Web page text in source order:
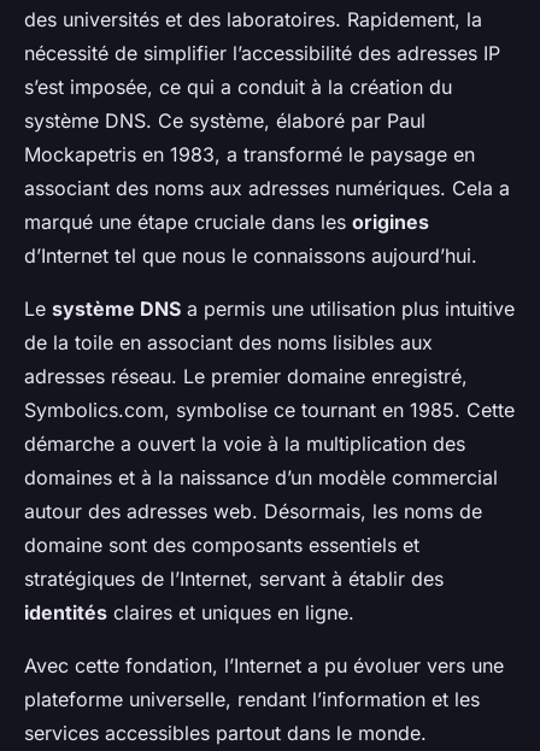
des universités et des laboratoires. Rapidement, la
nécessité de simplifier l’accessibilité des adresses IP
s’est imposée, ce qui a conduit à la création du
système DNS. Ce système, élaboré par Paul
Mockapetris en 1983, a transformé le paysage en
associant des noms aux adresses numériques. Cela a
marqué une étape cruciale dans les origines
d’Internet tel que nous le connaissons aujourd’hui.
Le système DNS a permis une utilisation plus intuitive
de la toile en associant des noms lisibles aux
adresses réseau. Le premier domaine enregistré,
Symbolics.com, symbolise ce tournant en 1985. Cette
démarche a ouvert la voie à la multiplication des
domaines et à la naissance d’un modèle commercial
autour des adresses web. Désormais, les noms de
domaine sont des composants essentiels et
stratégiques de l’Internet, servant à établir des
identités claires et uniques en ligne.
Avec cette fondation, l’Internet a pu évoluer vers une
plateforme universelle, rendant l’information et les
services accessibles partout dans le monde.